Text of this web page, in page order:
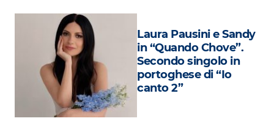
Speciali
Oroscopo
Radio Subasio Music Club
Sanremo 2026
News
Laura Pausini e Sandy
in “Quando Chove”.
Secondo singolo in
portoghese di “Io
canto 2”